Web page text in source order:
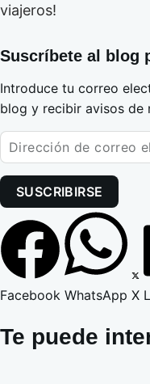
viajeros!
Suscríbete al blog
Introduce tu correo
blog y recibir avisos de
SUSCRIBIRSE
Facebook WhatsApp X
Te puede